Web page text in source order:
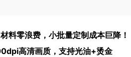
料零浪费，小批量定制成本巨降！
高清画质，支持光油+烫金